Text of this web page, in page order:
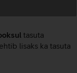
tasuta
lisaks ka tasuta